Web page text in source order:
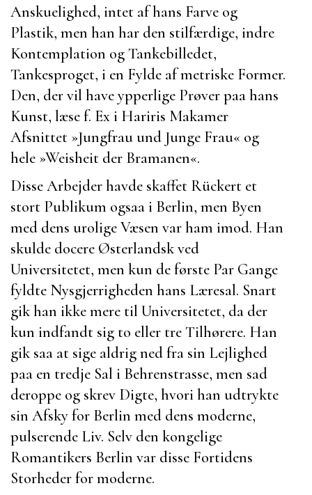
Anskuelighed, intet af hans Farve og
Plastik, men han har den stilfærdige, indre
Kontemplation og Tankebilledet,
Tankesproget, i en Fylde af metriske Former.
Den, der vil have ypperlige Prøver paa hans
Kunst, læse f. Ex i Hariris Makamer
Afsnittet »Jungfrau und Junge Frau« og
hele »Weisheit der Bramanen«.
Disse Arbejder havde skaffet Rückert et
stort Publikum ogsaa i Berlin, men Byen
med dens urolige Væsen var ham imod. Han
skulde docere Østerlandsk ved
Universitetet, men kun de første Par Gange
fyldte Nysgjerrigheden hans Læresal. Snart
gik han ikke mere til Universitetet, da der
kun indfandt sig to eller tre Tilhørere. Han
gik saa at sige aldrig ned fra sin Lejlighed
paa en tredje Sal i Behrenstrasse, men sad
deroppe og skrev Digte, hvori han udtrykte
sin Afsky for Berlin med dens moderne,
pulserende Liv. Selv den kongelige
Romantikers Berlin var disse Fortidens
Storheder for moderne.